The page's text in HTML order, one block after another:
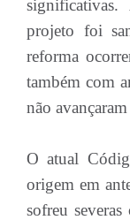
projeto foi
reforma
também com
não
O atual
origem em
sofreu